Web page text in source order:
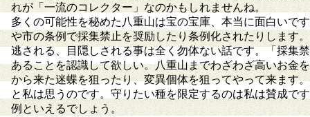
れが「一流のコレクター」なのかもしれませんね。
多くの可能性を秘めた八重山は宝の宝庫、本当に面白いで
や市の条例で採集禁止を奨励したり条例化されたりします
逃される、目隠しされる事は全く勿体ない話です。「採集
あることを認識して欲しい。八重山までわざわざ高いお金
から来た迷蝶を狙ったり、変異個体を狙ってやって来ます
と私は思うのです。守りたい種を限定するのは私は賛成で
例といえるでしょう。